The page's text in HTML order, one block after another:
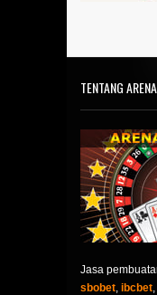
TENTANG
Jasa
sbobet, ibcbet,